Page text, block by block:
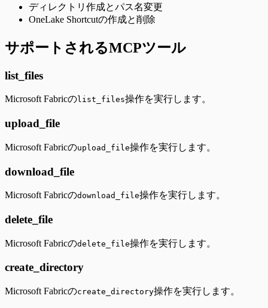
ディレクトリ作成とパス名変更
OneLake Shortcutの作成と削除
サポートされるMCPツール
list_files
Microsoft Fabricのlist_files操作を実行します。
upload_file
Microsoft Fabricのupload_file操作を実行します。
download_file
Microsoft Fabricのdownload_file操作を実行します。
delete_file
Microsoft Fabricのdelete_file操作を実行します。
create_directory
Microsoft Fabricのcreate_directory操作を実行します。